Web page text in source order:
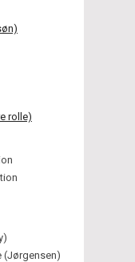
rolle)
(Jørgensen)